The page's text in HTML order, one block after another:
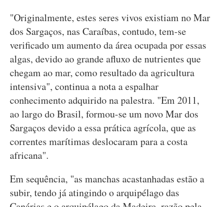
"Originalmente, estes seres vivos existiam no Mar
dos Sargaços, nas Caraíbas, contudo, tem-se
verificado um aumento da área ocupada por essas
algas, devido ao grande afluxo de nutrientes que
chegam ao mar, como resultado da agricultura
intensiva", continua a nota a espalhar
conhecimento adquirido na palestra. "Em 2011,
ao largo do Brasil, formou-se um novo Mar dos
Sargaços devido a essa prática agrícola, que as
correntes marítimas deslocaram para a costa
africana".
Em sequência, "as manchas acastanhadas estão a
subir, tendo já atingindo o arquipélago das